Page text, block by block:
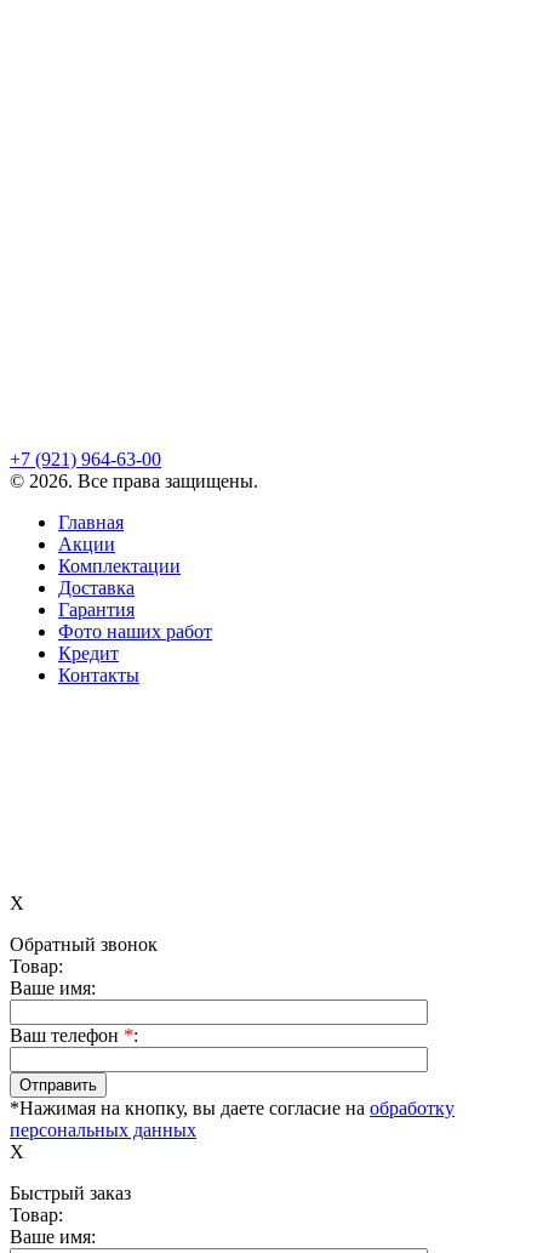
+7 (921) 964-63-00
© 2026. Все права защищены.
Главная
Акции
Комплектации
Доставка
Гарантия
Фото наших работ
Кредит
Контакты
X
Обратный звонок
Товар:
Ваше имя:
Ваш телефон *:
*Нажимая на кнопку, вы даете согласие на обработку
персональных данных
X
Быстрый заказ
Товар:
Ваше имя: